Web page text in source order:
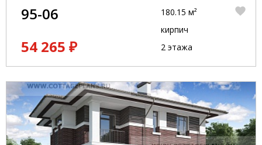
95-06
54 265 ₽
180.15 м²
кирпич
2 этажа